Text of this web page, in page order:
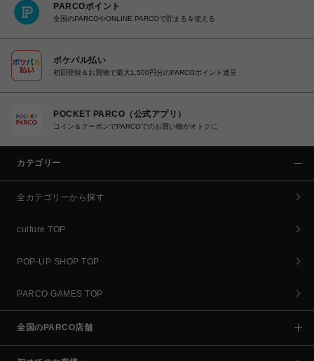
PARCOポイント
全国のPARCOやONLINE PARCOで貯まる＆使える
ポケパル払い
初回登録＆お買物で最大1,500円分のPARCOポイント進呈
POCKET PARCO（公式アプリ）
コイン＆クーポンでPARCOでのお買い物がオトクに
カテゴリー
全カテゴリーから探す
culture TOP
POP-UP SHOP TOP
PARCO GAMES TOP
全国のPARCO店舗